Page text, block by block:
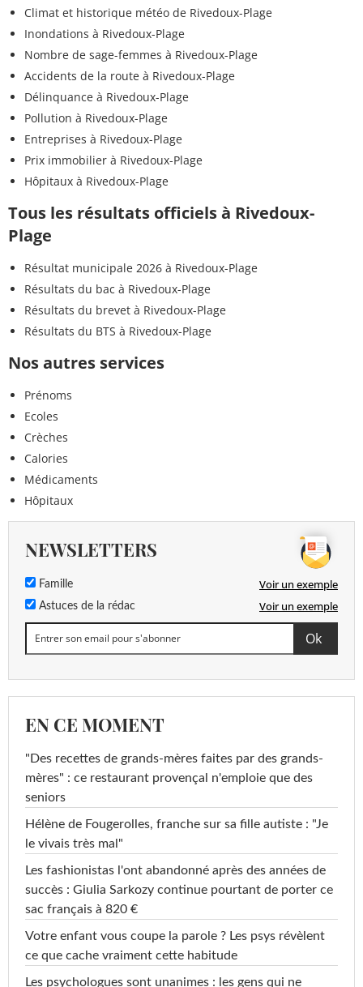
Climat et historique météo de Rivedoux-Plage
Inondations à Rivedoux-Plage
Nombre de sage-femmes à Rivedoux-Plage
Accidents de la route à Rivedoux-Plage
Délinquance à Rivedoux-Plage
Pollution à Rivedoux-Plage
Entreprises à Rivedoux-Plage
Prix immobilier à Rivedoux-Plage
Hôpitaux à Rivedoux-Plage
Tous les résultats officiels à Rivedoux-
Plage
Résultat municipale 2026 à Rivedoux-Plage
Résultats du bac à Rivedoux-Plage
Résultats du brevet à Rivedoux-Plage
Résultats du BTS à Rivedoux-Plage
Nos autres services
Prénoms
Ecoles
Crèches
Calories
Médicaments
Hôpitaux
NEWSLETTERS
Famille Voir un exemple
Astuces de la rédac Voir un exemple
EN CE MOMENT
"Des recettes de grands-mères faites par des grands-
mères" : ce restaurant provençal n'emploie que des
seniors
Hélène de Fougerolles, franche sur sa fille autiste : "Je
le vivais très mal"
Les fashionistas l'ont abandonné après des années de
succès : Giulia Sarkozy continue pourtant de porter ce
sac français à 820 €
Votre enfant vous coupe la parole ? Les psys révèlent
ce que cache vraiment cette habitude
Les psychologues sont unanimes : les gens qui ne